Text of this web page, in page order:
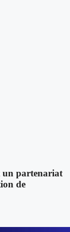
un partenariat
de